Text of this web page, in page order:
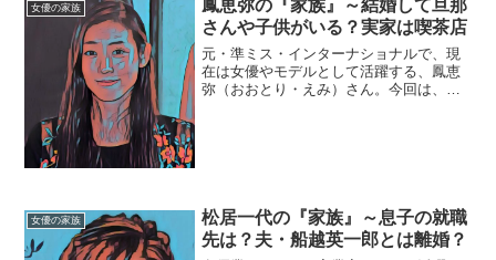
留米市◆実...
女優の家族
鳳恵弥の『家族』～結婚して旦那
さんや子供がいる？実家は喫茶店
元・準ミス・インターナショナルで、現
在は女優やモデルとして活躍する、鳳恵
弥（おおとり・えみ）さん。今回は、そ
女優の家族
松居一代の『家族』～息子の就職
先は？夫・船越英一郎とは離婚？